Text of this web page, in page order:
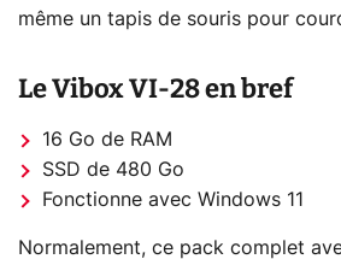
même un tapis de souris pour
Le Vibox VI-28 en bref
16 Go de RAM
SSD de 480 Go
Fonctionne avec Windows 11
Normalement, ce pack complet